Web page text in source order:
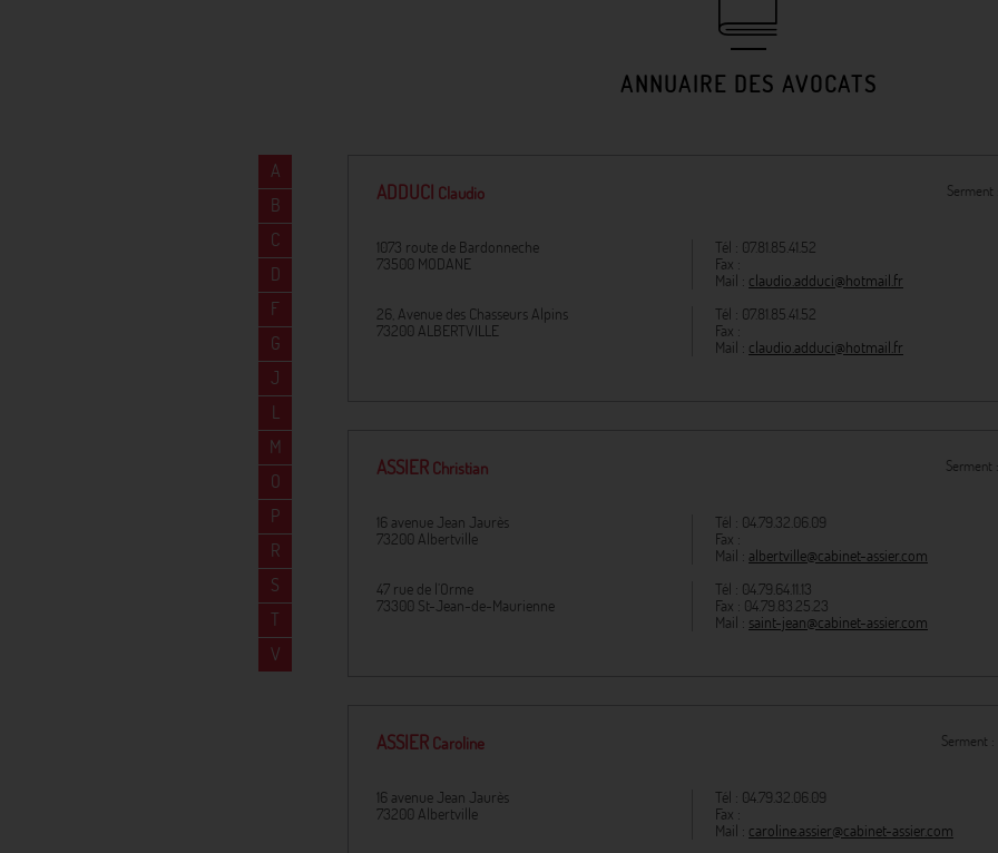
ANNUAIRE DES AVOCATS
A
B
C
D
F
G
J
L
M
O
P
R
S
T
V
ADDUCI Claudio
1073 route de Bardonneche
73500 MODANE
Tél : 07.81.85.41.52
Fax :
Mail : claudio.adduci@hotmail.fr
26, Avenue des Chasseurs Alpins
73200 ALBERTVILLE
Tél : 07.81.85.41.52
Fax :
Mail : claudio.adduci@hotmail.fr
ASSIER Christian Serment
16 avenue Jean Jaurès
73200 Albertville
Tél : 04.79.32.06.09
Fax :
Mail : albertville@cabinet-assier.com
47 rue de l’Orme
73300 St-Jean-de-Maurienne
Tél : 04.79.64.11.13
Fax : 04.79.83.25.23
Mail : saint-jean@cabinet-assier.com
ASSIER Caroline Serment :
16 avenue Jean Jaurès
73200 Albertville
Tél : 04.79.32.06.09
Fax :
Mail : caroline.assier@cabinet-assier.com